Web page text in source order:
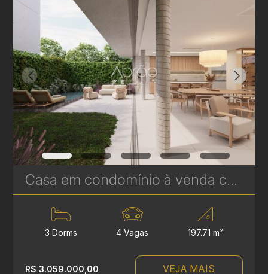
Casa em condomínio à venda com 3 suítes em Campina do Siqueira - 314,84 m² privativos - Casa Áurea | Ref. 1781
3 Dorms 4 Vagas 197.71 m²
R$ 3.059.000,00 VEJA MAIS